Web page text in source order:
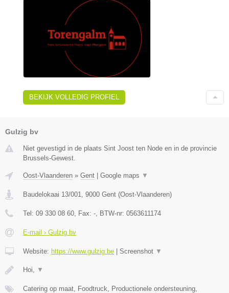
BEKIJK VOLLEDIG PROFIEL
Gulzig bv
Niet gevestigd in de plaats Sint Joost ten Node en in de provincie
Brussels-Gewest.
Oost-Vlaanderen » Gent Google maps ▼
Baudelokaai 13/001 9000 Gent (Oost-Vlaanderen)
Tel: 09 330 08 60 , Fax: - , BTW-nr: 0563611174
E-mail › Gulzig bv
Website: https://www.gulzig.be Screenshot ▼
Hoi, ▼
Catering op maat, Foodtruck, Productionele ondersteuning,